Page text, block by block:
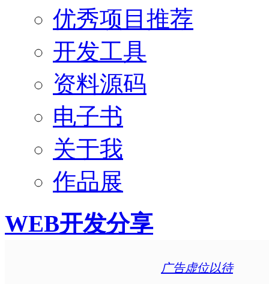
优秀项目推荐
开发工具
资料源码
电子书
关于我
作品展
WEB开发分享
广告虚位以待